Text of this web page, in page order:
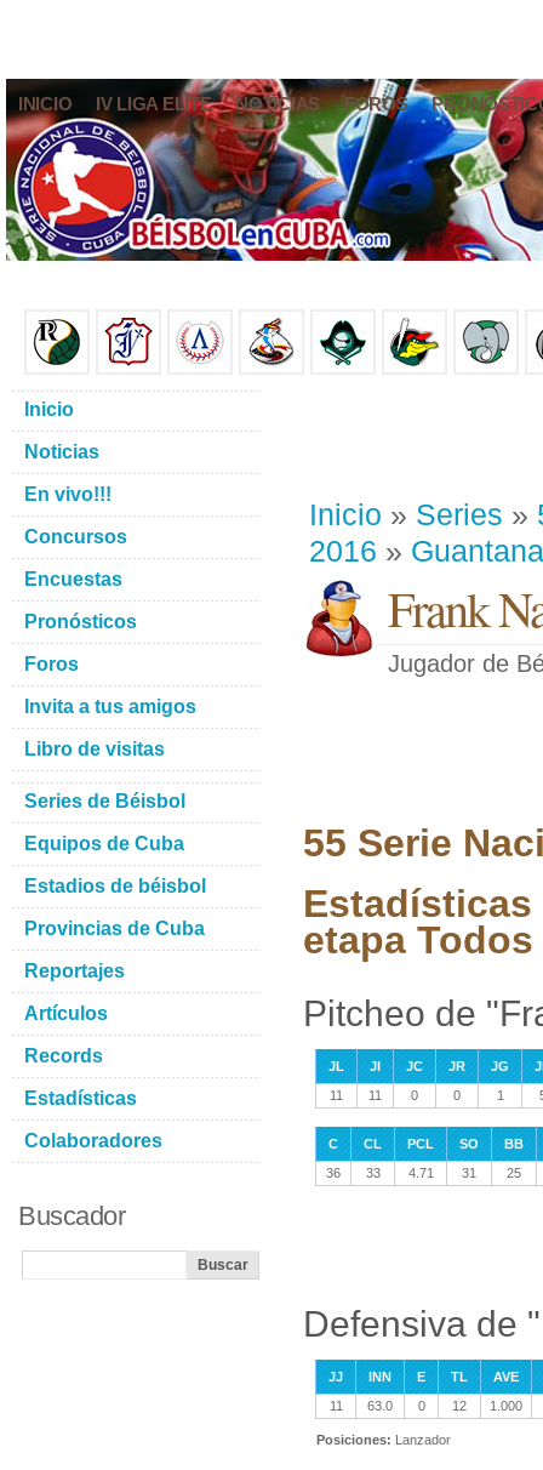
INICIO IV LIGA ELITE NOTICIAS FOROS
Inicio » Series »
2016 »
Frank
Jugador de
55 Serie
Estadísticas
etapa
Pitcheo de
JL JI JC JR JG
11
11 0 0 1
C CL PCL SO
BB
36
33 4.71 31 25
Defensiva de
JJ INN E TL
AVE
11
63.0 0 12 1.000
Posiciones: Lanzador
Inicio
Noticias
En vivo!!!
Concursos
Encuestas
Pronósticos
Foros
Invita a tus amigos
Libro de visitas
Series de Béisbol
Equipos de Cuba
Estadios de béisbol
Provincias de Cuba
Reportajes
Artículos
Records
Estadísticas
Colaboradores
Buscador